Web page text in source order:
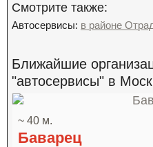
Смотрите также:
Автосервисы: в районе
Ближайшие
"автосервисы" в
~ 40 м.
Баварец